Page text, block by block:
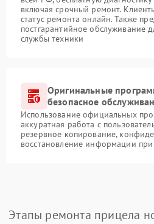
включая срочный ремонт.
статус ремонта онлайн. Также
постгарантийное обслуживание
службы техники
Оригинальные
безопасное
Использование официальных
аккуратная работа с
резервное копирование,
восстановление информации
Этапы ремонта прицела